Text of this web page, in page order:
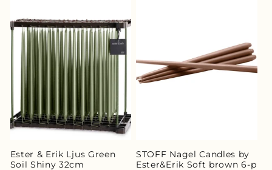
Ester & Erik Ljus Green
Soil Shiny 32cm
STOFF Nagel Candles by
Ester&Erik Soft brown 6-p